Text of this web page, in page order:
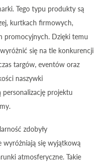
Tego typu produkty są
kurtkach firmowych,
promocyjnych. Dzięki temu
się na tle konkurencji
targów, eventów oraz
naszywki
personalizację projektu
zdobyły
wyróżniają się wyjątkową
atmosferyczne. Takie